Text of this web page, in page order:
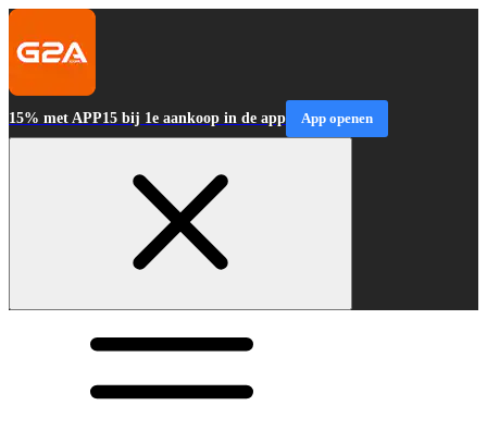
15% met APP15 bij 1e aankoop in de app App openen